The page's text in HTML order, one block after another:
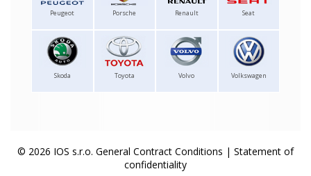
Peugeot Porsche Renault Seat
Skoda Toyota Volvo Volkswagen
© 2026 IOS s.r.o. General Contract Conditions | Statement of
confidentiality